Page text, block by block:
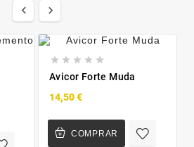
 
    
Avicor Forte Muda
14,50 €
COMPRAR